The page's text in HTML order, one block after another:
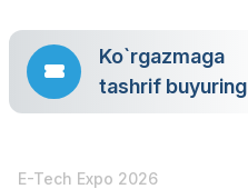
Ko`rgazmaga
tashrif buyuring
E-Tech Expo 2026